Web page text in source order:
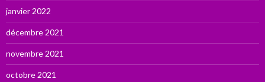
janvier 2022
décembre 2021
novembre 2021
octobre 2021